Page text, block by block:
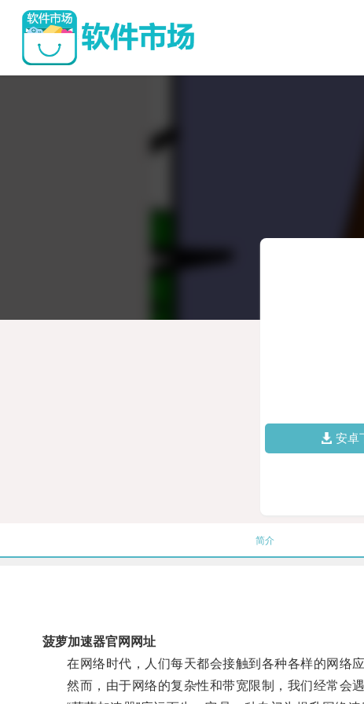
安卓
简介
菠萝加速器官网网址
在网络时代，人们每天都会接触到各种各样的网络应
然而，由于网络的复杂性和带宽限制，我们经常会遇